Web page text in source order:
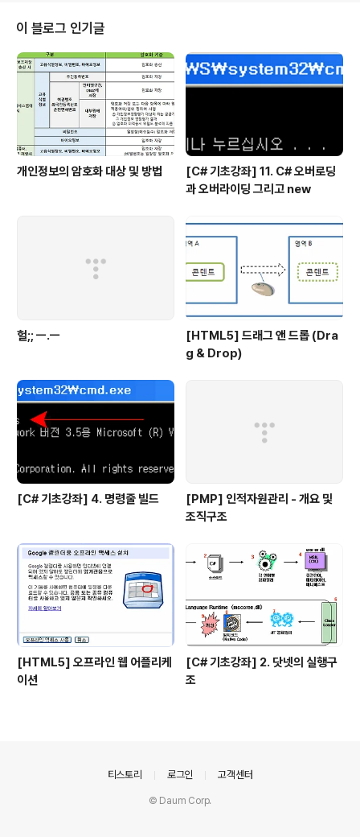
----------------------------------------------------------------
이 블로그 인기글
개인정보의 암호화 대상 및 방법
[C# 기초강좌] 11. C# 오버로딩
과 오버라이딩 그리고 new
헐;; ㅡ.ㅡ
[HTML5] 드래그 앤 드롭 (Dra
g & Drop)
[C# 기초강좌] 4. 명령줄 빌드
[PMP] 인적자원관리 - 개요 및
조직구조
[HTML5] 오프라인 웹 어플리케
이션
[C# 기초강좌] 2. 닷넷의 실행구
조
티스토리 로그인 고객센터
© Daum Corp.